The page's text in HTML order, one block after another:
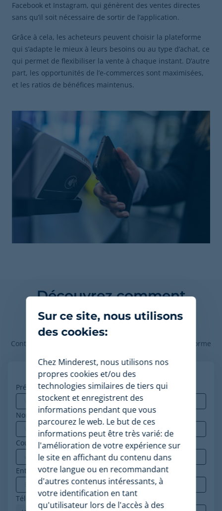
Facebook et Instagram, qui génèrent des ventes directes
sans qu’il soit nécessaire de sortir de l’application.
Grâce à cela, les acheteurs peuvent choisir la plateforme
qui s’adapte le mieux à leurs besoins ou au type d’achat, ce
qui permet de flexibiliser la vente à chaque instant. D’autre
part, les opportunités de l’e-commerces sont maximisées,
et les ratios de bénéfices maintenus.
Découvrez comment
Minderest peut booster
votre commerce.
Contactez nos experts en tarification pour voir la plateforme
Prénom*
Nom
Courriel professionnel *
Entreprise*
Téléphone*
Sur ce site, nous utilisons
des cookies:
Chez Minderest, nous utilisons nos
propres cookies et/ou des
technologies similaires de tiers qui
stockent et enregistrent des
informations pendant que vous
parcourez le web. Le but de ces
informations peut être très varié: de
l'amélioration de votre expérience sur
le site en affichant du contenu dans
votre langue ou en recommandant
d'autres contenus intéressants, à
votre identification en tant
qu'utilisateur lors de l'accès à des